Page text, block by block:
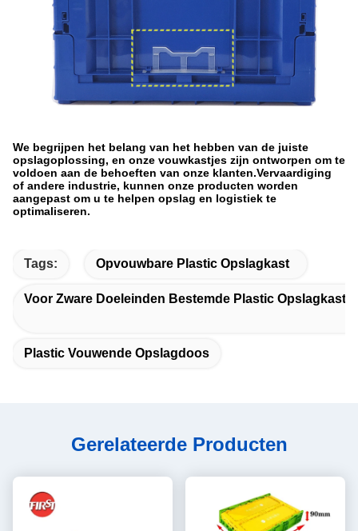
We begrijpen het belang van het hebben van de juiste
opslagoplossing, en onze vouwkastjes zijn ontworpen om te
voldoen aan de behoeften van onze klanten.Vervaardiging
of andere industrie, kunnen onze producten worden
aangepast om u te helpen opslag en logistiek te
optimaliseren.
Tags: Opvouwbare Plastic Opslagkast
Voor Zware Doeleinden Bestemde Plastic
Plastic Vouwende Opslagdoos
Gerelateerde Producten